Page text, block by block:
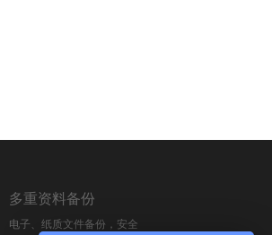
多重资料备份
电子、纸质文件备份，安全